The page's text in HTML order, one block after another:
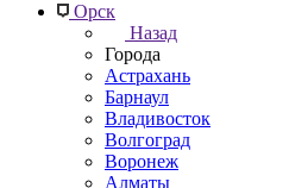
Орск
Назад
Города
Астрахань
Барнаул
Владивосток
Волгоград
Воронеж
Алматы